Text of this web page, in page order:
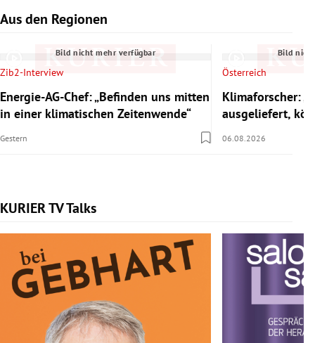
Aus den Regionen
Slide 1 von 8
Bild nicht mehr verfügbar
Zib2-Interview
Energie-AG-Chef: „Befinden uns mitten
in einer klimatischen Zeitenwende“
Gestern
Bild
Österreich
Klimaforscher:
ausgeliefert,
06.08.2026
KURIER TV Talks
Slide 1 von 6